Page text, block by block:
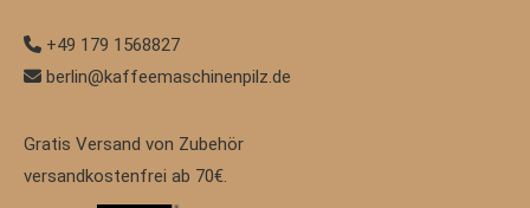
+49 179 1568827
berlin@kaffeemaschinenpilz.de
Gratis Versand von Zubehör
versandkostenfrei ab 70€.